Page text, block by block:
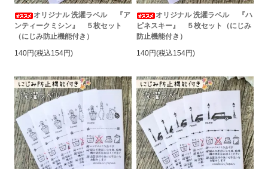
オリジナル 洗濯ラベル 『ア
ンティークミシン』 ５枚セット
（にじみ防止機能付き）
140円(税込154円)
オリジナル 洗濯ラベル 『ハ
ピネスキー』 ５枚セット（にじみ
防止機能付き）
140円(税込154円)